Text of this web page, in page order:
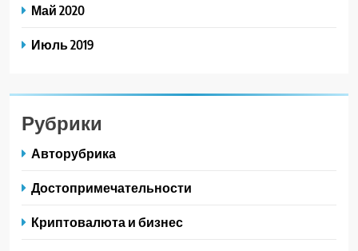
Май 2020
Июль 2019
Рубрики
Авторубрика
Достопримечательности
Криптовалюта и бизнес